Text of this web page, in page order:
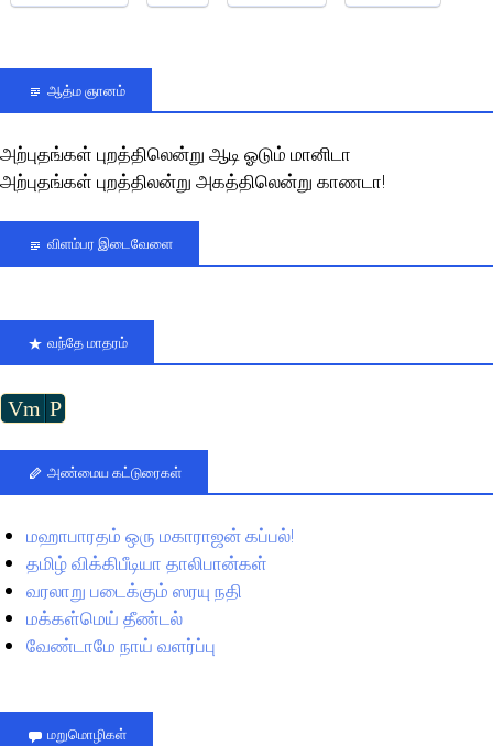
ஆத்ம ஞானம்
அற்புதங்கள் புறத்திலென்று ஆடி ஓடும் மானிடா
அற்புதங்கள் புறத்திலன்று அகத்திலென்று காணடா!
விளம்பர இடைவேளை
வந்தே மாதரம்
Vm P
அண்மைய கட்டுரைகள்
மஹாபாரதம் ஒரு மகாராஜன் கப்பல்!
தமிழ் விக்கிபீடியா தாலிபான்கள்
வரலாறு படைக்கும் ஸரயு நதி
மக்கள்மெய் தீண்டல்
வேண்டாமே நாய் வளர்ப்பு
மறுமொழிகள்